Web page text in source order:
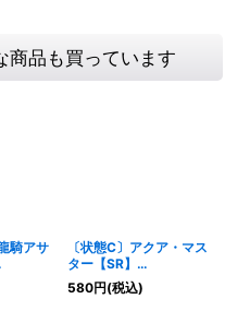
商品も買っています
騎アサ
》
〔状態C〕アクア・マス
ター【SR】
{DM09S2/S5}《水》
580円(税込)